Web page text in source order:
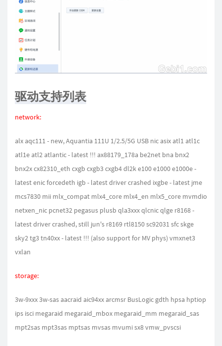
驱动支持列表
network:
alx aqc111 - new, Aquantia 111U 1/2.5/5G USB nic asix atl1 atl1c
atl1e atl2 atlantic - latest !!! ax88179_178a be2net bna bnx2
bnx2x cx82310_eth cxgb cxgb3 cxgb4 dl2k e100 e1000 e1000e -
latest enic forcedeth igb - latest driver crashed ixgbe - latest jme
mcs7830 mii mlx_compat mlx4_core mlx4_en mlx5_core mvmdio
netxen_nic pcnet32 pegasus plusb qla3xxx qlcnic qlge r8168 -
latest driver crashed, still jun's r8169 rtl8150 sc92031 sfc skge
sky2 tg3 tn40xx - latest !!! (also support for MV phys) vmxnet3
vxlan
storage:
3w-9xxx 3w-sas aacraid aic94xx arcmsr BusLogic gdth hpsa hptiop
ips isci megaraid megaraid_mbox megaraid_mm megaraid_sas
mpt2sas mpt3sas mptsas mvsas mvumi sx8 vmw_pvscsi